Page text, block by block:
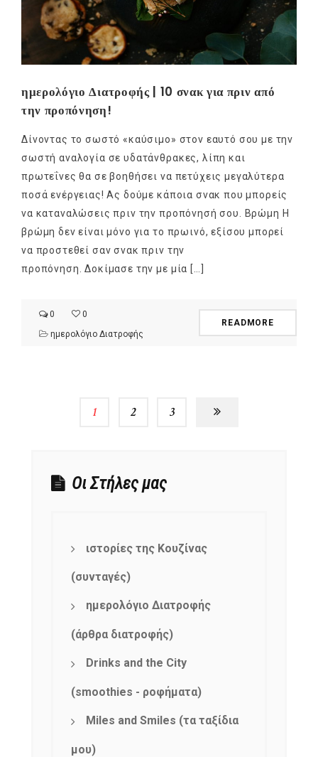
ημερολόγιο Διατροφής | 10 σνακ για πριν από
την προπόνηση!
Δίνοντας το σωστό «καύσιμο» στον εαυτό σου με την
σωστή αναλογία σε υδατάνθρακες, λίπη και
πρωτεΐνες θα σε βοηθήσει να πετύχεις μεγαλύτερα
ποσά ενέργειας! Ας δούμε κάποια σνακ που μπορείς
να καταναλώσεις πριν την προπόνησή σου. Βρώμη Η
βρώμη δεν είναι μόνο για το πρωινό, εξίσου μπορεί
να προστεθεί σαν σνακ πριν την
προπόνηση. Δοκίμασε την με μία […]
0
0
ημερολόγιο Διατροφής
READMORE
1 2 3
Οι Στήλες μας
ιστορίες της Κουζίνας
(συνταγές)
ημερολόγιο Διατροφής
(άρθρα διατροφής)
Drinks and the City
(smoothies - ροφήματα)
Miles and Smiles (τα ταξίδια
μου)